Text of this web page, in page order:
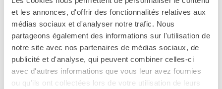
et les annonces, d'offrir des fonctionnalités relatives aux
médias sociaux et d'analyser notre trafic. Nous
partageons également des informations sur l'utilisation de
notre site avec nos partenaires de médias sociaux, de
publicité et d'analyse, qui peuvent combiner celles-ci
avec d'autres informations que vous leur avez fournies
ou qu'ils ont collectées lors de votre utilisation de leurs
Ensemble.
De septembre à décembre, est accueilli un projet de
recherche italo-germano-français,La Voix des Femmes à
Palerme, développé par 3 chercheuses en sciences
humainespour donner la parole aux femmes issues de la
migration. Daria di Bello, Charlotte KochetSégolène
Bulot rencontrent une multitude d’associations, de